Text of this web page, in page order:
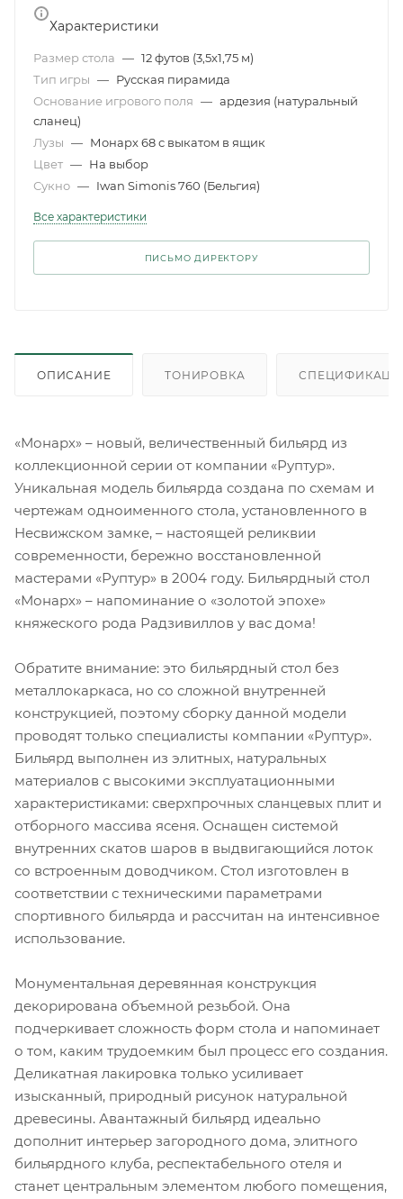
Характеристики
Размер стола — 12 футов (3,5x1,75 м)
Тип игры — Русская пирамида
Основание игрового поля — ардезия (натуральный
сланец)
Лузы — Монарх 68 с выкатом в ящик
Цвет — На выбор
Сукно — Iwan Simonis 760 (Бельгия)
Все характеристики
ПИСЬМО ДИРЕКТОРУ
ОПИСАНИЕ ТОНИРОВКА
«Монарх» – новый, величественный бильярд из
коллекционной серии от компании «Руптур».
Уникальная модель бильярда создана по схемам и
чертежам одноименного стола, установленного в
Несвижском замке, – настоящей реликвии
современности, бережно восстановленной
мастерами «Руптур» в 2004 году. Бильярдный стол
«Монарх» – напоминание о «золотой эпохе»
княжеского рода Радзивиллов у вас дома!
Обратите внимание: это бильярдный стол без
металлокаркаса, но со сложной внутренней
конструкцией, поэтому сборку данной модели
проводят только специалисты компании «Руптур».
Бильярд выполнен из элитных, натуральных
материалов с высокими эксплуатационными
характеристиками: сверхпрочных сланцевых плит и
отборного массива ясеня. Оснащен системой
внутренних скатов шаров в выдвигающийся лоток
со встроенным доводчиком. Стол изготовлен в
соответствии с техническими параметрами
спортивного бильярда и рассчитан на интенсивное
использование.
Монументальная деревянная конструкция
декорирована объемной резьбой. Она
подчеркивает сложность форм стола и напоминает
о том, каким трудоемким был процесс его создания.
Деликатная лакировка только усиливает
изысканный, природный рисунок натуральной
древесины. Авантажный бильярд идеально
дополнит интерьер загородного дома, элитного
бильярдного клуба, респектабельного отеля и
станет центральным элементом любого помещения,